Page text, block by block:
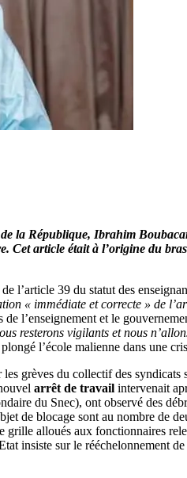
la République, Ibrahim
Cet article était à l’origine du
l’article 39 du statut des
« immédiate et correcte » de
l’enseignement et le
resterons vigilants et nous
l’école malienne dans une
grèves du collectif des
arrêt de travail intervenait
du Snec), ont observé des
de blocage sont au nombre de
alloués aux fonctionnaires
sur le rééchelonnement